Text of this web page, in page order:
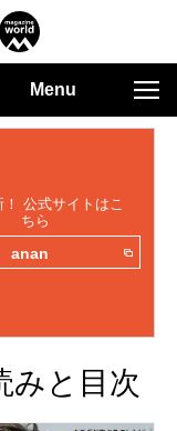
Menu
公式サイトはこ
ちら
anan
みと目次